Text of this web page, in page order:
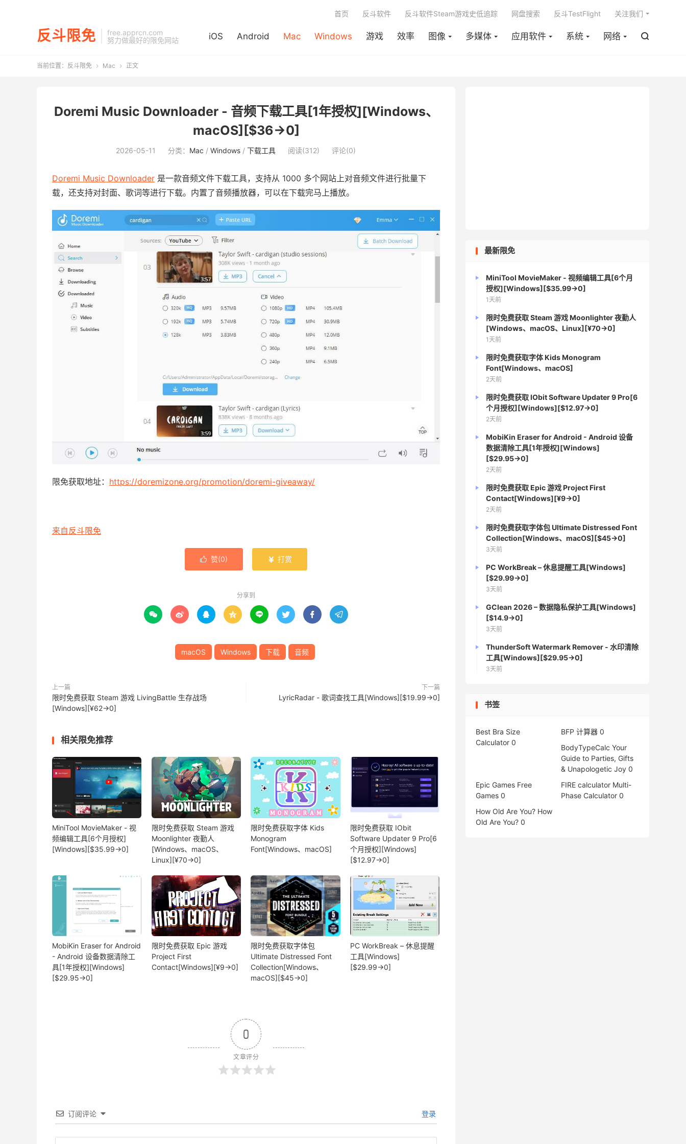
反斗限免
free.apprcn.com
努力做最好的限免网站
iOS Android Mac Windows 游戏 效率 图像 多媒体 应用软件 系统 网络 
首页 反斗软件 反斗软件Steam游戏史低追踪 网盘搜索 反斗TestFlight 关注我们
当前位置： 反斗限免  Mac  正文
Doremi Music Downloader - 音频下载工具[1年授权][Windows、
macOS][$36→0]
2026-05-11 分类： Mac / Windows / 下载工具 阅读(312) 评论(0)
Doremi Music Downloader 是一款音频文件下载工具，支持从 1000 多个网站上对音频文件进行批量下
载，还支持对封面、歌词等进行下载。内置了音频播放器，可以在下载完马上播放。
限免获取地址： https://doremizone.org/promotion/doremi-giveaway/
来自反斗限免
 赞(0)  打赏
分享到
       
macOS Windows 下载 音频
上一篇
限时免费获取 Steam 游戏 LivingBattle 生存战场
[Windows][¥62→0]
下一篇
LyricRadar - 歌词查找工具[Windows][$19.99→0]
相关限免推荐
MiniTool MovieMaker - 视
频编辑工具[6个月授权]
[Windows][$35.99→0]
限时免费获取 Steam 游戏
Moonlighter 夜勤人
[Windows、macOS、
Linux][¥70→0]
限时免费获取字体 Kids
Monogram
Font[Windows、macOS]
限时免费获取 IObit
Software Updater 9 Pro[6
个月授权][Windows]
[$12.97→0]
MobiKin Eraser for Android
- Android 设备数据清除工
具[1年授权][Windows]
[$29.95→0]
限时免费获取 Epic 游戏
Project First
Contact[Windows][¥9→0]
限时免费获取字体包
Ultimate Distressed Font
Collection[Windows、
macOS][$45→0]
PC WorkBreak – 休息提醒
工具[Windows]
[$29.99→0]
0
文章评分
订阅评论 登录
最新限免
MiniTool MovieMaker - 视频编辑工具[6个月
授权][Windows][$35.99→0]
1天前
限时免费获取 Steam 游戏 Moonlighter 夜勤人
[Windows、macOS、Linux][¥70→0]
1天前
限时免费获取字体 Kids Monogram
Font[Windows、macOS]
2天前
限时免费获取 IObit Software Updater 9 Pro[6
个月授权][Windows][$12.97→0]
2天前
MobiKin Eraser for Android - Android 设备
数据清除工具[1年授权][Windows]
[$29.95→0]
2天前
限时免费获取 Epic 游戏 Project First
Contact[Windows][¥9→0]
2天前
限时免费获取字体包 Ultimate Distressed Font
Collection[Windows、macOS][$45→0]
3天前
PC WorkBreak – 休息提醒工具[Windows]
[$29.99→0]
3天前
GClean 2026 – 数据隐私保护工具[Windows]
[$14.9→0]
3天前
ThunderSoft Watermark Remover - 水印清除
工具[Windows][$29.95→0]
3天前
书签
Best Bra Size
Calculator 0
BFP 计算器 0
BodyTypeCalc Your
Guide to Parties, Gifts
& Unapologetic Joy 0
Epic Games Free
Games 0
FIRE calculator Multi-
Phase Calculator 0
How Old Are You? How
Old Are You? 0